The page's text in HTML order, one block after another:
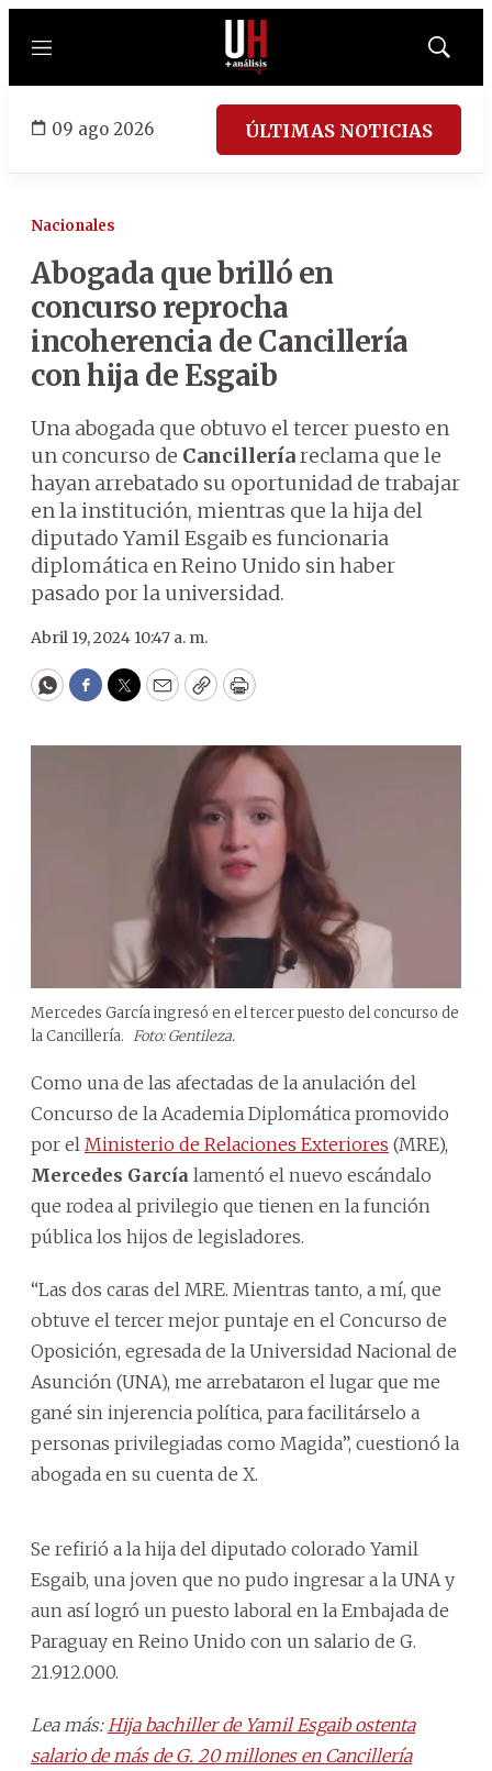
Menú
Mostrar
09 ago 2026 ÚLTIMAS NOTICIAS
Nacionales
Abogada que brilló en
concurso reprocha
incoherencia de Cancillería
con hija de Esgaib
Una abogada que obtuvo el tercer puesto en
un concurso de Cancilleríareclama que le
hayan arrebatado su oportunidad de trabajar
en la institución, mientras que la hija del
diputado Yamil Esgaib es funcionaria
diplomática en Reino Unido sin haber
pasado por la universidad.
Abril 19, 2024 10:47 a. m.
WhatsApp
Facebook
Twitter
EmailCopyPrint
Mercedes García ingresó en el tercer puesto del concurso de
la Cancillería. Foto: Gentileza.
Como una de las afectadas de la anulación del
Concurso de la Academia Diplomática promovido
por el Ministerio de Relaciones Exteriores (MRE),
Mercedes García lamentó el nuevo escándalo
que rodea al privilegio que tienen en la función
pública los hijos de legisladores.
“Las dos caras del MRE. Mientras tanto, a mí, que
obtuve el tercer mejor puntaje en el Concurso de
Oposición, egresada de la Universidad Nacional de
Asunción (UNA), me arrebataron el lugar que me
gané sin injerencia política, para facilitárselo a
personas privilegiadas como Magida”, cuestionó la
abogada en su cuenta de X.
Se refirió a la hija del diputado colorado Yamil
Esgaib, una joven que no pudo ingresar a la UNA y
aun así logró un puesto laboral en la Embajada de
Paraguay en Reino Unido con un salario de G.
21.912.000.
Lea más: Hija bachiller de Yamil Esgaib ostenta
salario de más de G. 20 millones en Cancillería